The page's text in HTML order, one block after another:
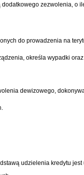
zezwolenia, o
do prowadzenia na
określa wypadki
dewizowego,
udzielenia kredytu jest